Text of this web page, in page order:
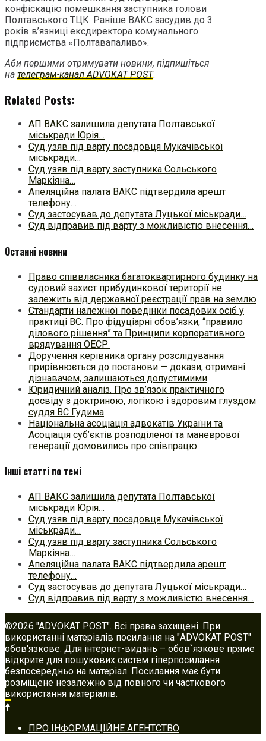
конфіскацію помешкання заступника голови
Полтавського ТЦК. Раніше ВАКС засудив до 3
років в’язниці ексдиректора комунального
підприємства «Полтавапаливо».
Аби першими отримувати новини, підпишіться
на телеграм-канал ADVOKAT POST.
Related Posts:
АП ВАКС залишила депутата Полтавської
міськради Юрія…
Суд узяв під варту посадовця Мукачівської
міськради…
Суд узяв під варту заступника Сольського
Маркіяна…
Апеляційна палата ВАКС підтвердила арешт
телефону…
Суд застосував до депутата Луцької міськради…
Суд відправив під варту з можливістю внесення…
Останні новини
Право співвласника багатоквартирного будинку на
судовий захист прибудинкової території не
залежить від державної реєстрації прав на землю
Стандарти належної поведінки посадових осіб у
практиці ВC. Про фідуціарні обов’язки, “правило
ділового рішення” та Принципи корпоративного
врядування ОЕСР
Доручення керівника органу розслідування
прирівнюється до постанови — докази, отримані
дізнавачем, залишаються допустимими
Юридичний аналіз. Про зв’язок практичного
досвіду з доктриною, логікою і здоровим глуздом
суддя ВС Гудима
Національна асоціація адвокатів України та
Асоціація суб’єктів розподіленої та маневрової
генерації домовились про співпрацю
Інші статті по темі
АП ВАКС залишила депутата Полтавської
міськради Юрія…
Суд узяв під варту посадовця Мукачівської
міськради…
Суд узяв під варту заступника Сольського
Маркіяна…
Апеляційна палата ВАКС підтвердила арешт
телефону…
Суд застосував до депутата Луцької міськради…
Суд відправив під варту з можливістю внесення…
©2026 "ADVOKAT POST". Всі права захищені. При
використанні матеріалів посилання на "ADVOKAT POST"
обов'язкове. Для інтернет-видань – обов`язкове пряме
відкрите для пошукових систем гіперпосилання
безпосередньо на матеріал. Посилання має бути
розміщене незалежно від повного чи часткового
використання матеріалів.
Footer
navigation
ПРО ІНФОРМАЦІЙНЕ АГЕНТСТВО